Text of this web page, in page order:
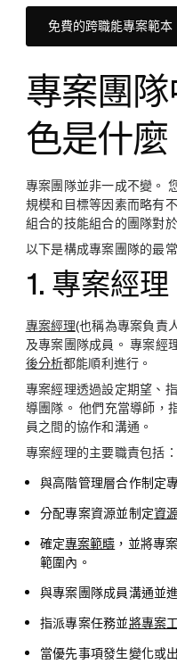
免費的跨職能專案範本
專案團
色是什麼
專案團隊並非一成不變。
規模和目標等因素而略有
組合的技能組合的團隊對
以下是構成專案團隊的最
1. 專案經理
專案經理(也稱為專案負責
及專案團隊成員。 專案經
後分析都能順利進行。
專案經理透過設定期望、
導團隊。 他們充當導師，
員之間的協作和溝通。
專案經理的主要職責包括：
與高階管理層合作制定
分配專案資源並制定資
確定專案範疇 ，並將專
範圍內。
與專案團隊成員溝通並
指派專案任務並將專案
當優先事項發生變化或